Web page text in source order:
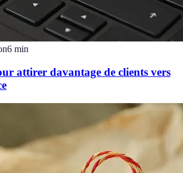
6 min
attirer davantage de clients vers